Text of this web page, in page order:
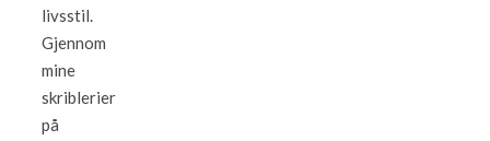
livsstil.
Gjennom
mine
skriblerier
på